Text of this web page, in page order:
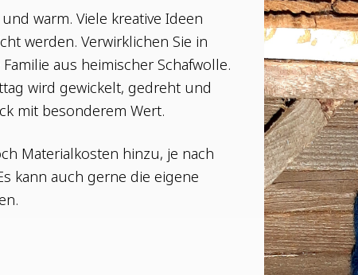
warm. Vie­le krea­ti­ve Ideen
wer­den. Ver­wirk­li­chen Sie in
aus hei­mi­scher Schaf­wol­le.
wird gewi­ckelt, gedreht und
mit beson­de­rem Wert.
Mate­ri­al­kos­ten hin­zu, je nach
kann auch ger­ne die eige­ne